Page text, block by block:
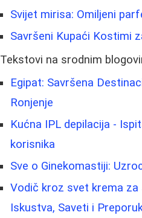
Svijet mirisa: Omiljeni
Savršeni Kupaći Kostimi
Tekstovi na srodnim
Egipat: Savršena
Ronjenje
Kućna IPL depilacija -
korisnika
Sve o Ginekomastiji:
Vodič kroz svet krema za
Iskustva, Saveti i